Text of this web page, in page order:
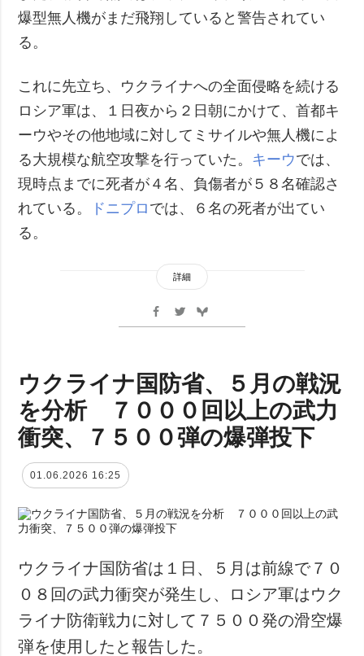
爆型無人機がまだ飛翔していると警告されてい
る。
これに先立ち、ウクライナへの全面侵略を続ける
ロシア軍は、１日夜から２日朝にかけて、首都キ
ーウやその他地域に対してミサイルや無人機によ
る大規模な航空攻撃を行っていた。 キーウでは、
現時点までに死者が４名、負傷者が５８名確認さ
れている。
ドニプロ では、６名の死者が出てい
る。
詳細
ウクライナ国防省、５月の戦況
を分析 ７０００回以上の武力
衝突、７５００弾の爆弾投下
01.06.2026 16:25
ウクライナ国防省は１日、５月は前線で７０
０８回の武力衝突が発生し、ロシア軍はウク
ライナ防衛戦力に対して７５００発の滑空爆
弾を使用したと報告した。